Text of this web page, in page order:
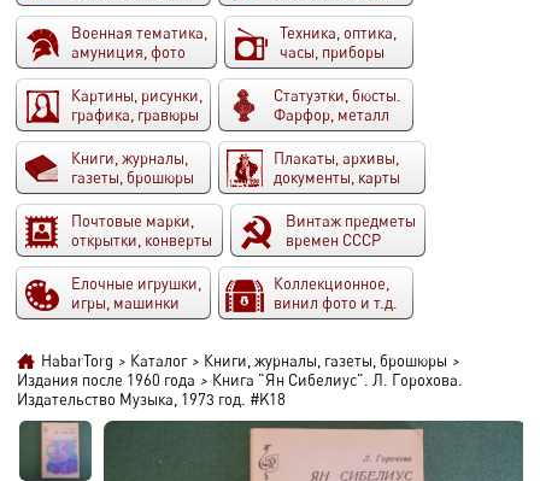
Военная тематика,
амуниция, фото
Техника, оптика,
часы, приборы
Картины, рисунки,
графика, гравюры
Статуэтки, бюсты.
Фарфор, металл
Книги, журналы,
газеты, брошюры
Плакаты, архивы,
документы, карты
Почтовые марки,
открытки, конверты
Винтаж предметы
времен СССР
Елочные игрушки,
игры, машинки
Коллекционное,
винил фото и т.д.
HabarTorg > Каталог > Книги, журналы, газеты, брошюры >
Издания после 1960 года > Книга "Ян Сибелиус". Л. Горохова.
Издательство Музыка, 1973 год. #K18